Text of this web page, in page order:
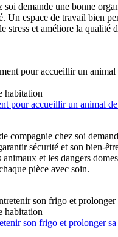
soi demande une bonne
Un espace de travail bien
stress et améliore la qualité
habitation
pour accueillir un animal
compagnie chez soi
sécurité et son bien-
et les dangers
pièce avec soin.
habitation
son frigo et prolonger